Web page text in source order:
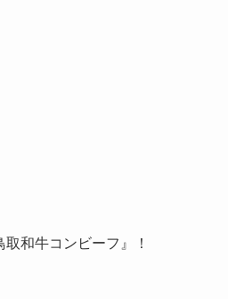
和牛コンビーフ』！